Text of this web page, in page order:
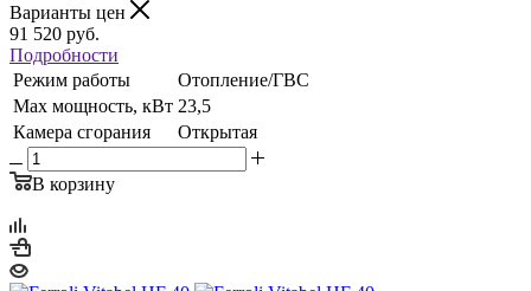
Варианты цен
91 520 руб.
Подробности
Режим работы
Отопление/ГВС
Max мощность, кВт 23,5
Камера сгорания
Открытая
В корзину